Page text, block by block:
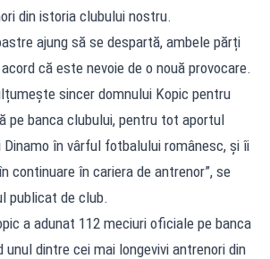
din istoria clubului nostru.
ajung să se despartă, ambele părți
că este nevoie de o nouă provocare.
sincer domnului Kopic pentru
pe banca clubului, pentru tot aportul
Dinamo în vârful fotbalului românesc, și îi
continuare în cariera de antrenor”, se
publicat de club.
a adunat 112 meciuri oficiale pe banca
unul dintre cei mai longevivi antrenori din